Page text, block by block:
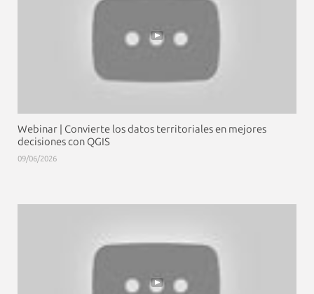
Webinar | Convierte los datos territoriales en mejores
decisiones con QGIS
09/06/2026